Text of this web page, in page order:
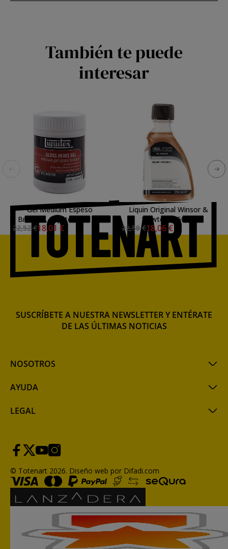
También te puede
interesar
Gel Medium Espeso
Brillante, Liquitex 237 ml.
22,52 €18,01 €
Liquin Original Winsor &
Newton (250ml)
22,58 €18,06 €
NOSOTROS
AYUDA
LEGAL
SUSCRÍBETE A NUESTRA NEWSLETTER Y ENTÉRATE
DE LAS ÚLTIMAS NOTICIAS
© Totenart 2026. Diseño web por Difadi.com